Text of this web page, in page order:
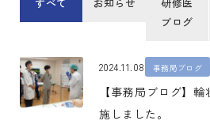
ブログ
2024.11.08 事務局ブログ
【事務局ブログ】
施しました。